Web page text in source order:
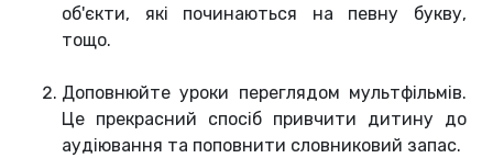
об'єкти, які починаються на певну букву,
тощо.
Доповнюйте уроки переглядом мультфільмів.
Це прекрасний спосіб привчити дитину до
аудіювання та поповнити словниковий запас.